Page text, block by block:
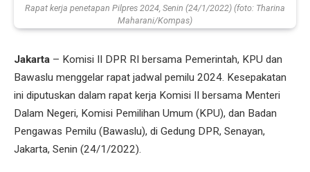
Rapat kerja penetapan Pilpres 2024, Senin (24/1/2022) (foto: Tharina
Maharani/Kompas)
Jakarta – Komisi II DPR RI bersama Pemerintah, KPU dan
Bawaslu menggelar rapat jadwal pemilu 2024. Kesepakatan
ini diputuskan dalam rapat kerja Komisi II bersama Menteri
Dalam Negeri, Komisi Pemilihan Umum (KPU), dan Badan
Pengawas Pemilu (Bawaslu), di Gedung DPR, Senayan,
Jakarta, Senin (24/1/2022).